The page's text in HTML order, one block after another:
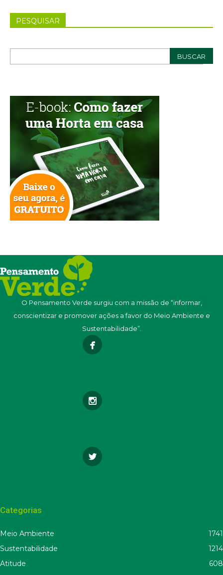
PESQUISAR
O Pensamento Verde surgiu com a missão de “informar,
conscientizar e promover ações a favor do Meio Ambiente e
Sustentabilidade”.
Categorias
Meio Ambiente
1741
Sustentabilidade
1214
Atitude
608